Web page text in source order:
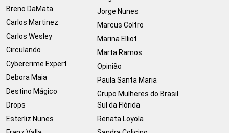
Breno DaMata
Carlos Martinez
Carlos Wesley
Circulando
Cybercrime Expert
Debora Maia
Destino Mágico
Drops
Esterliz Nunes
Jorge Nunes
Marcus Coltro
Marina Elliot
Marta Ramos
Opinião
Paula Santa Maria
Grupo Mulheres do Brasil
Sul da Flórida
Renata Loyola